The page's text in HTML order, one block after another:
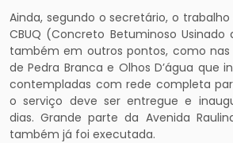
Ainda, segundo o secretário, o
CBUQ (Concreto Betuminoso
também em outros pontos, como nas
de Pedra Branca e Olhos D’água que
contempladas com rede completa
o serviço deve ser entregue e
dias. Grande parte da Avenida
também já foi executada.